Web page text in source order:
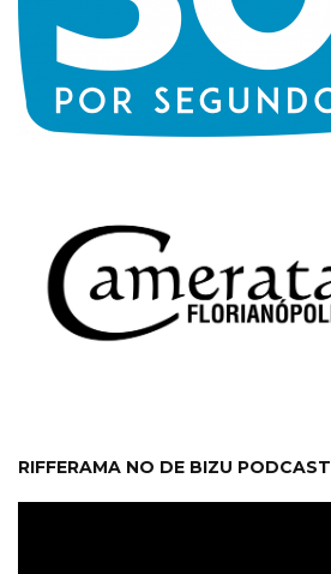
RIFFERAMA NO DE BIZU PODCAST